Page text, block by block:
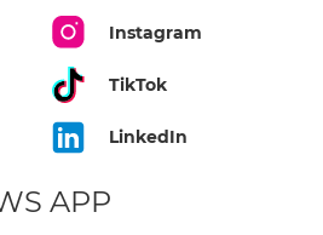
Instagram
TikTok
LinkedIn
APP